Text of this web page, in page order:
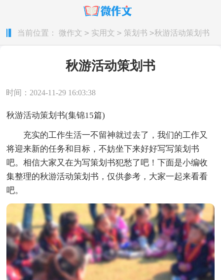
当前位置： 微作文 > 实用文 > 策划书 >秋游活动策划书
秋游活动策划书
时间：2024-11-29 16:03:38
秋游活动策划书(集锦15篇)
充实的工作生活一不留神就过去了，我们的工作又
将迎来新的任务和目标，不妨坐下来好好写写策划书
吧。相信大家又在为写策划书犯愁了吧！下面是小编收
集整理的秋游活动策划书，仅供参考，大家一起来看看
吧。